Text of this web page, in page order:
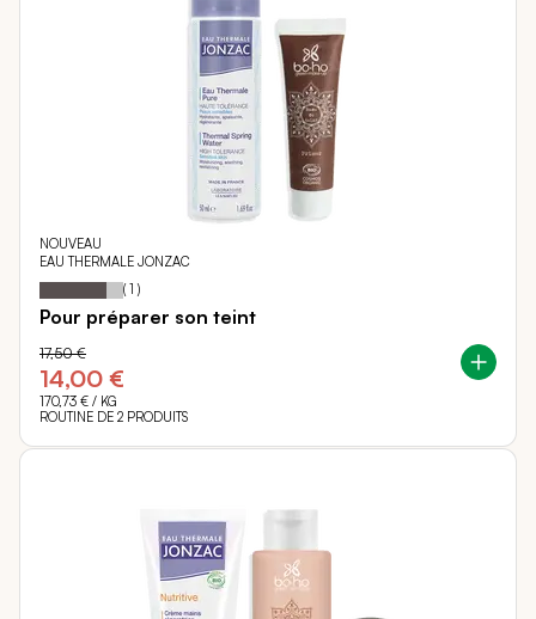
NOUVEAU
EAU THERMALE JONZAC
Notation: 80
% of
( 1 )
Pour préparer son teint
14,00 €
17,50 €
170,73 € / KG
ROUTINE DE 2 PRODUITS